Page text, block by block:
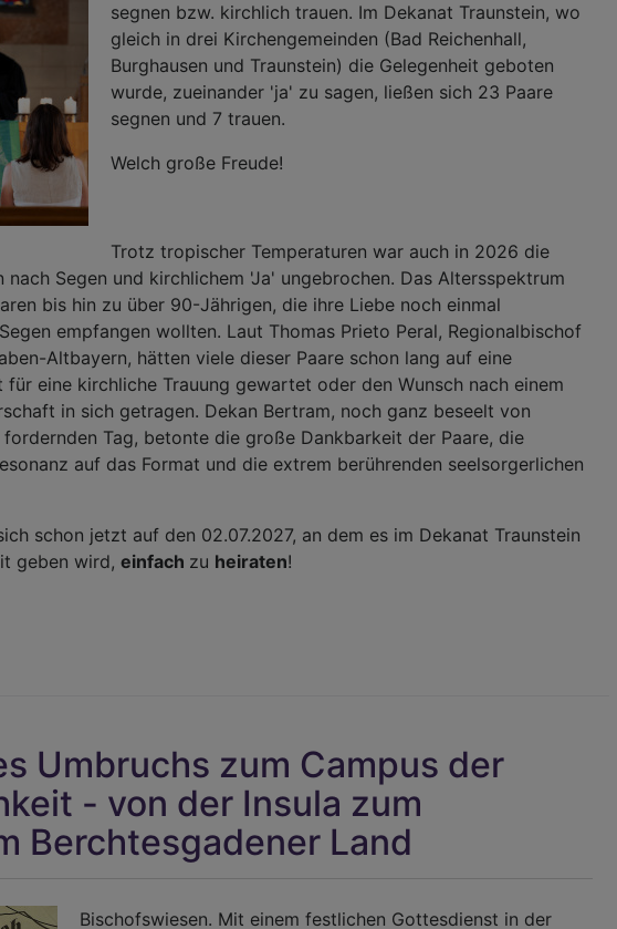
segnen bzw. kirchlich trauen. Im Dekanat Traunstein, wo
gleich in drei Kirchengemeinden (Bad Reichenhall,
Burghausen und Traunstein) die Gelegenheit geboten
wurde, zueinander 'ja' zu sagen, ließen sich 23 Paare
segnen und 7 trauen.
Welch große Freude!
Trotz tropischer Temperaturen war auch in 2026 die
nach Segen und kirchlichem 'Ja' ungebrochen. Das Altersspektrum
bis hin zu über 90-Jährigen, die ihre Liebe noch einmal
empfangen wollten. Laut Thomas Prieto Peral, Regionalbischof
Altbayern, hätten viele dieser Paare schon lang auf eine
für eine kirchliche Trauung gewartet oder den Wunsch nach einem
in sich getragen. Dekan Bertram, noch ganz beseelt von
Tag, betonte die große Dankbarkeit der Paare, die
auf das Format und die extrem berührenden seelsorgerlichen
schon jetzt auf den 02.07.2027, an dem es im Dekanat Traunstein
geben wird, einfach zu heiraten!
Umbruchs zum Campus der
- von der Insula zum
Berchtesgadener Land
Bischofswiesen. Mit einem festlichen Gottesdienst in der